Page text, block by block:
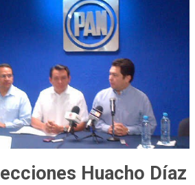
Huacho Díaz